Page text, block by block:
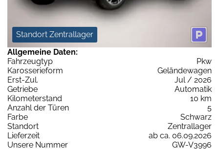
Standort Zentrallager
Allgemeine Daten:
Fahrzeugtyp
Pkw
Karosserieform
Geländewagen
Erst-Zul.
Jul / 2026
Getriebe
Automatik
Kilometerstand
10 km
Anzahl der Türen
5
Farbe
Schwarz
Standort
Zentrallager
Lieferzeit
ab ca. 06.09.2026
Unsere Nummer
GW-V3996